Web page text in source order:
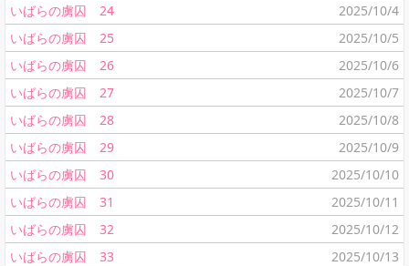
いばらの虜囚 24
2025/10/4
いばらの虜囚 25
2025/10/5
いばらの虜囚 26
2025/10/6
いばらの虜囚 27
2025/10/7
いばらの虜囚 28
2025/10/8
いばらの虜囚 29
2025/10/9
いばらの虜囚 30
2025/10/10
いばらの虜囚 31
2025/10/11
いばらの虜囚 32
2025/10/12
いばらの虜囚 33
2025/10/13